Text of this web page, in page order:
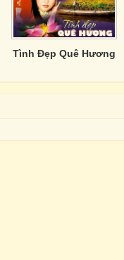
Tình Đẹp Quê Hương